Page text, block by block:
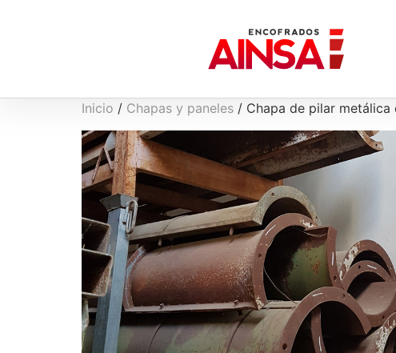
Inicio / Chapas y paneles / Chapa de pilar